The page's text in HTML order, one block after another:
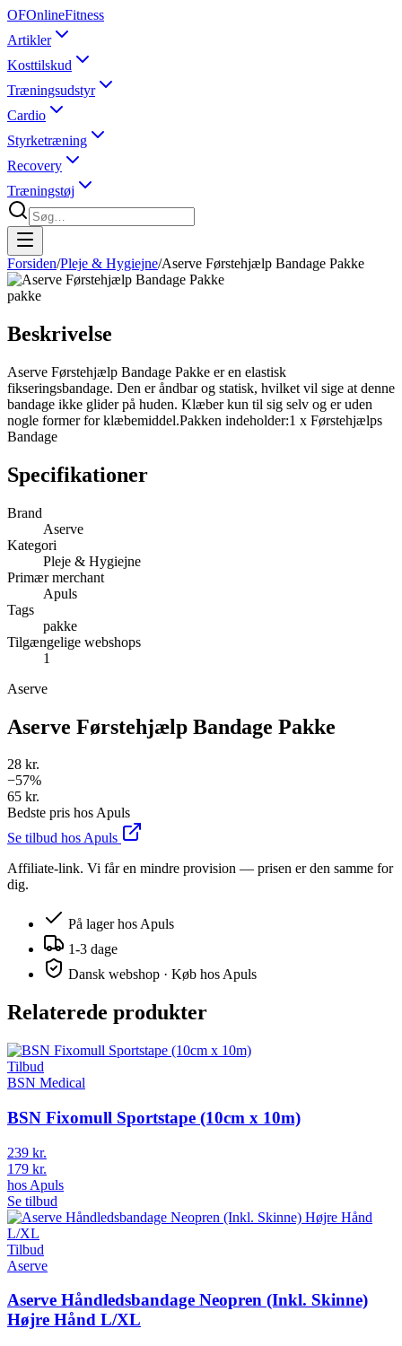
OFOnlineFitness
Artikler
Kosttilskud
Træningsudstyr
Cardio
Styrketræning
Recovery
Træningstøj
Forsiden/Pleje & Hygiejne/Aserve Førstehjælp Bandage Pakke
pakke
Beskrivelse
Aserve Førstehjælp Bandage Pakke er en elastisk
fikseringsbandage. Den er åndbar og statisk, hvilket vil sige at denne
bandage ikke glider på huden. Klæber kun til sig selv og er uden
nogle former for klæbemiddel.Pakken indeholder:1 x Førstehjælps
Bandage
Specifikationer
Brand
Aserve
Kategori
Pleje & Hygiejne
Primær merchant
Apuls
Tags
pakke
Tilgængelige webshops
1
Aserve
Aserve Førstehjælp Bandage Pakke
28 kr.
−57%
65 kr.
Bedste pris hosApuls
Se tilbud hosApuls
Affiliate-link. Vi får en mindre provision — prisen er den samme for
dig.
På lager hosApuls
1-3 dage
Dansk webshop · Køb hosApuls
Relaterede produkter
Tilbud
BSN Medical
BSN Fixomull Sportstape (10cm x 10m)
239 kr.
179 kr.
hos Apuls
Se tilbud
Tilbud
Aserve
Aserve Håndledsbandage Neopren (Inkl. Skinne)
Højre Hånd L/XL